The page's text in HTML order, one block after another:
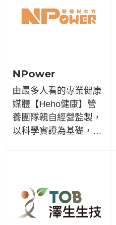
NPower
由最多人看的專業健康
媒體【Heho健康】營
養團隊親自經營監製，
以科學實證為基礎，活
於自己的美學！